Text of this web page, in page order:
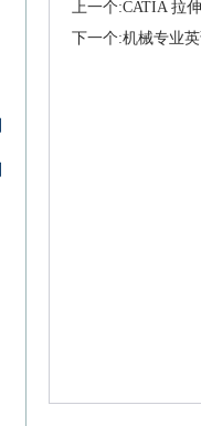
上一个:CATIA 拉
下一个:机械专业